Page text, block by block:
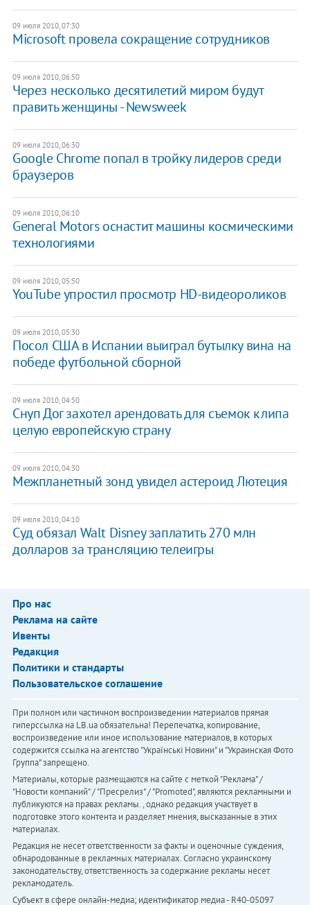
09 июля 2010, 07:30
Microsoft провела сокращение сотрудников
09 июля 2010, 06:50
Через несколько десятилетий миром будут
править женщины - Newsweek
09 июля 2010, 06:30
Google Chrome попал в тройку лидеров среди
браузеров
09 июля 2010, 06:10
General Motors оснастит машины космическими
технологиями
09 июля 2010, 05:50
YouTube упростил просмотр HD-видеороликов
09 июля 2010, 05:30
Посол США в Испании выиграл бутылку вина на
победе футбольной сборной
09 июля 2010, 04:50
Снуп Дог захотел арендовать для съемок клипа
целую европейскую страну
09 июля 2010, 04:30
Межпланетный зонд увидел астероид Лютеция
09 июля 2010, 04:10
Суд обязал Walt Disney заплатить 270 млн
долларов за трансляцию телеигры
Про нас
Реклама на сайте
Ивенты
Редакция
Политики и стандарты
Пользовательское соглашение
При полном или частичном воспроизведении материалов прямая
гиперссылка на LB.ua обязательна! Перепечатка, копирование,
воспроизведение или иное использование материалов, в которых
содержится ссылка на агентство "Українськi Новини" и "Украинская Фото
Группа" запрещено.
Материалы, которые размещаются на сайте с меткой "Реклама" /
"Новости компаний" / "Пресрелиз" / "Promoted", являются рекламными и
публикуются на правах рекламы. , однако редакция участвует в
подготовке этого контента и разделяет мнения, высказанные в этих
материалах.
Редакция не несет ответственности за факты и оценочные суждения,
обнародованные в рекламных материалах. Согласно украинскому
законодательству, ответственность за содержание рекламы несет
рекламодатель.
Субъект в сфере онлайн-медиа; идентификатор медиа - R40-05097